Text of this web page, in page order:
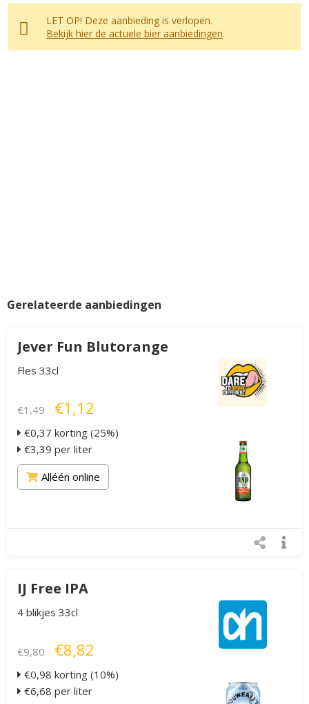
LET OP! Deze aanbieding is verlopen.
Bekijk hier de actuele bier aanbiedingen.
Gerelateerde aanbiedingen
Jever Fun Blutorange
Fles 33cl
€1,49 €1,12
€0,37 korting (25%)
€3,39 per liter
Alléén online
IJ Free IPA
4 blikjes 33cl
€9,80 €8,82
€0,98 korting (10%)
€6,68 per liter